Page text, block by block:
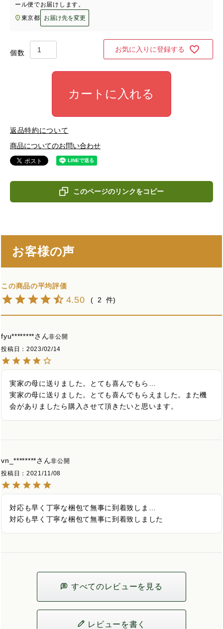
ール便でお届けします。
東京都
お届け先を変更
お気に入りに登録する
カートに入れる
返品特約について
商品についてのお問い合わせ
このページのリンクをコピー
お客様の声
4.50 2
fyu********
非公開
投稿日
2023/02/14
実家の母に送りました。とても喜んでもら…
実家の母に送りました。とても喜んでもらえました。また機
会がありましたら購入させて頂きたいと思います。
vn_********
非公開
投稿日
2021/11/08
対応も早く丁寧な梱包て無事に到着致しま…
対応も早く丁寧な梱包て無事に到着致しました
すべてのレビューを見る
レビューを書く